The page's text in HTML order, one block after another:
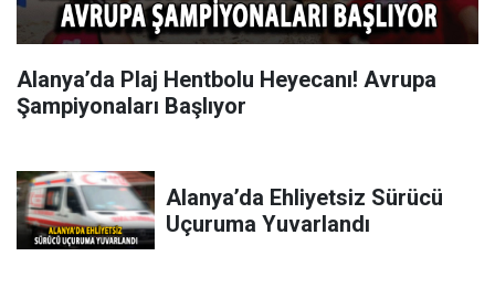
Alanya’da Plaj Hentbolu Heyecanı! Avrupa
Şampiyonaları Başlıyor
Alanya’da Ehliyetsiz Sürücü
Uçuruma Yuvarlandı